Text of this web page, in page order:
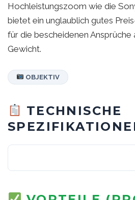
Hochleistungszoom wie die
bietet ein unglaublich gutes
für die bescheidenen
Gewicht.
OBJEKTIV
TECHNISCHE